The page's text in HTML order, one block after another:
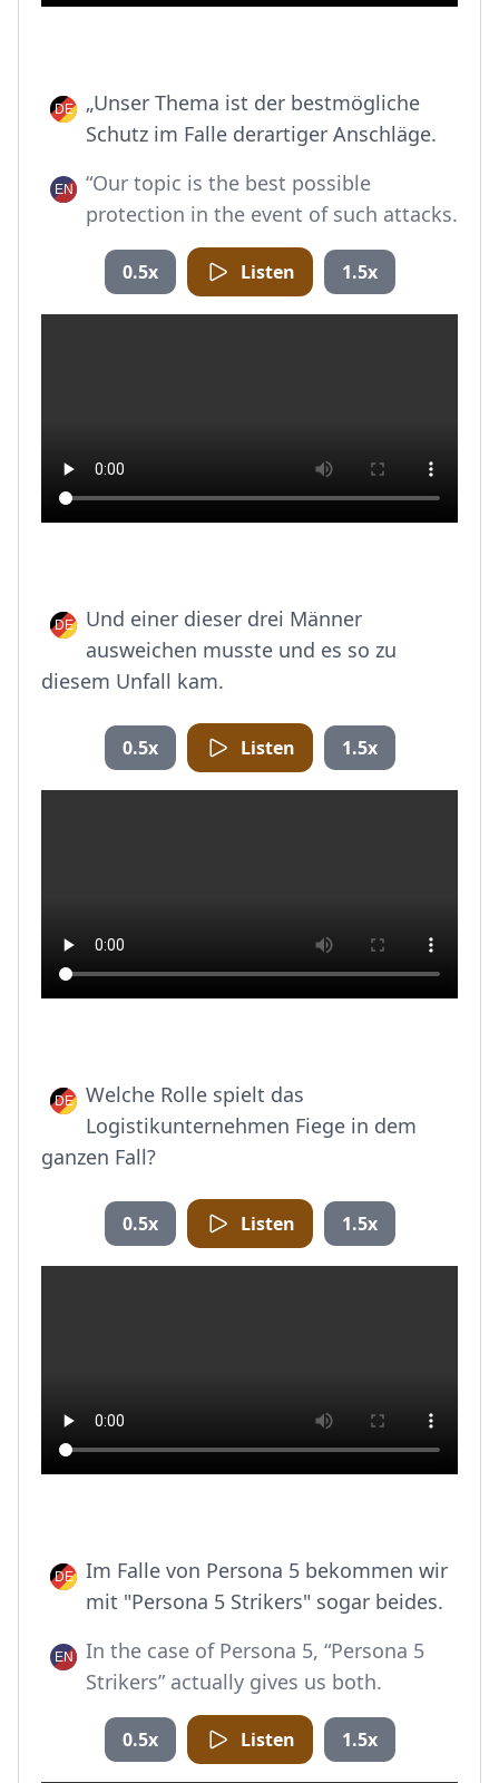
„Unser Thema ist der bestmögliche
Schutz im Falle derartiger Anschläge.
“Our topic is the best possible
protection in the event of such attacks.
0.5x Listen 1.5x
Und einer dieser drei Männer
ausweichen musste und es so zu
diesem Unfall kam.
0.5x Listen 1.5x
Welche Rolle spielt das
Logistikunternehmen Fiege in dem
ganzen Fall?
0.5x Listen 1.5x
Im Falle von Persona 5 bekommen wir
mit "Persona 5 Strikers" sogar beides.
In the case of Persona 5, “Persona 5
Strikers” actually gives us both.
0.5x Listen 1.5x